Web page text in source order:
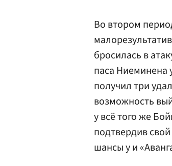
Во втором
бросилась в
паса Ниеминена
получил три
возможность
у всё того же
подтвердив
шансы у и